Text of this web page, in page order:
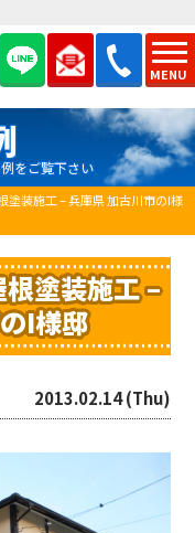
MENU
をご覧下さい
塗装施工 – 兵庫県 加古川市のI様
塗装施工 –
I様邸
2013.02.14 (Thu)